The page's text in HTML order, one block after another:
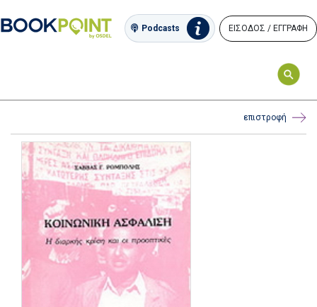
Podcasts ΕΙΣΟΔΟΣ / ΕΓΓΡΑΦΗ
επιστροφή